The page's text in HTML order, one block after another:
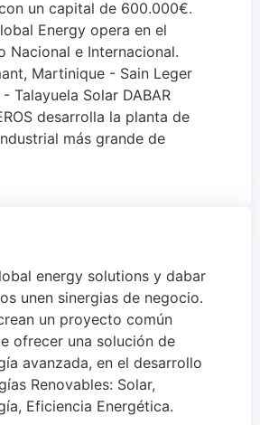
un capital de 600.000€.
Energy opera en el
Nacional e Internacional.
Martinique - Sain Leger
- Talayuela Solar DABAR
desarrolla la planta de
más grande de
energy solutions y dabar
unen sinergias de negocio.
un proyecto común
ofrecer una solución de
avanzada, en el desarrollo
Renovables: Solar,
Eficiencia Energética.